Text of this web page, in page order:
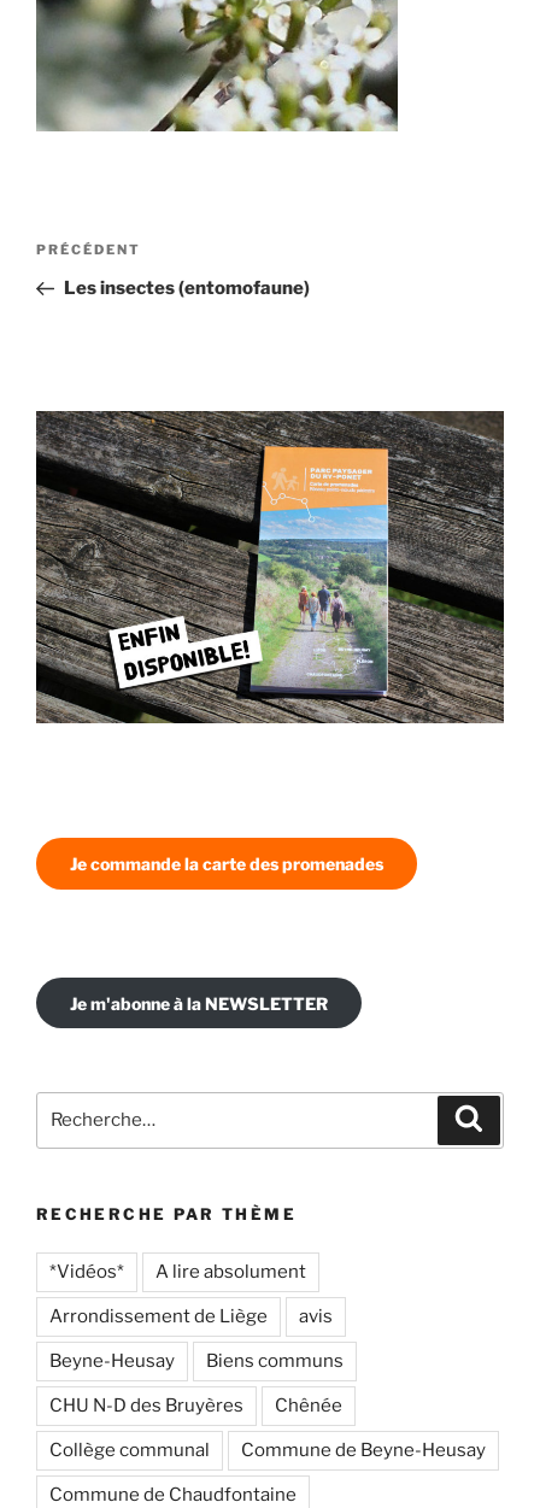
Navigation
l’article
Article
précédent
PRÉCÉDENT
Les insectes (entomofaune)
Je commande la carte des promenades
Je m'abonne à la NEWSLETTER
pour
RECHERCHE PAR THÈME
*Vidéos* A lire absolument
Arrondissement de Liège avis
Beyne-Heusay Biens communs
CHU N-D des Bruyères Chênée
Collège communal Commune de Beyne-Heusay
Commune de Chaudfontaine